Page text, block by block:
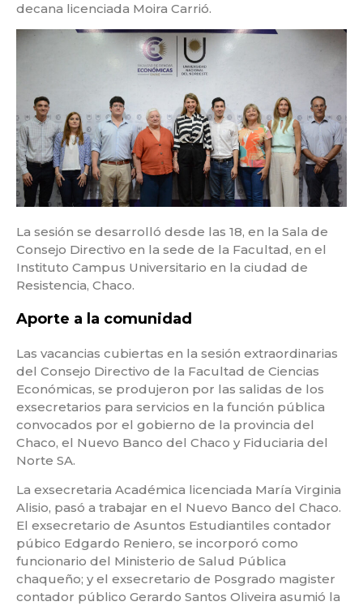
decana licenciada Moira Carrió.
La sesión se desarrolló desde las 18, en la Sala de
Consejo Directivo en la sede de la Facultad, en el
Instituto Campus Universitario en la ciudad de
Resistencia, Chaco.
Aporte a la comunidad
Las vacancias cubiertas en la sesión extraordinarias
del Consejo Directivo de la Facultad de Ciencias
Económicas, se produjeron por las salidas de los
exsecretarios para servicios en la función pública
convocados por el gobierno de la provincia del
Chaco, el Nuevo Banco del Chaco y Fiduciaria del
Norte SA.
La exsecretaria Académica licenciada María Virginia
Alisio, pasó a trabajar en el Nuevo Banco del Chaco.
El exsecretario de Asuntos Estudiantiles contador
púbico Edgardo Reniero, se incorporó como
funcionario del Ministerio de Salud Pública
chaqueño; y el exsecretario de Posgrado magister
contador público Gerardo Santos Oliveira asumió la